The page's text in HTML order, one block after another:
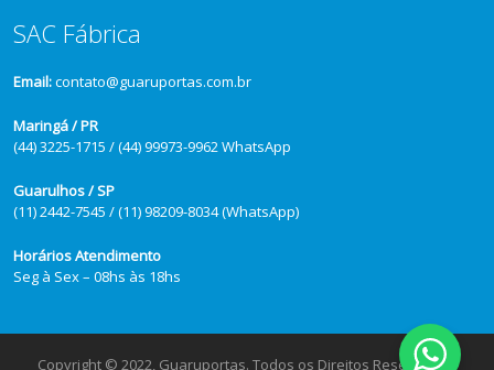
SAC Fábrica
Email:contato@guaruportas.com.br
Maringá / PR
(44) 3225-1715 / (44) 99973-9962 WhatsApp
Guarulhos / SP
(11) 2442-7545 / (11) 98209-8034 (WhatsApp)
Horários Atendimento
Seg à Sex – 08hs às 18hs
Copyright © 2022, Guaruportas. Todos os Direitos Reservados.